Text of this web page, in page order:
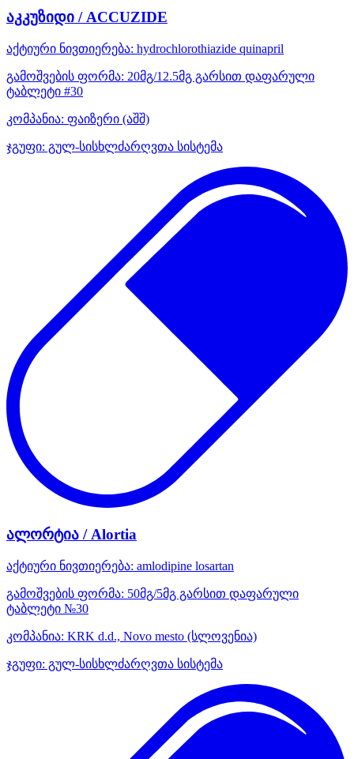
აკკუზიდი / ACCUZIDE
აქტიური ნივთიერება: hydrochlorothiazide quinapril
გამოშვების ფორმა: 20მგ/12.5მგ გარსით დაფარული
ტაბლეტი #30
კომპანია: ფაიზერი (აშშ)
ჯგუფი: გულ-სისხლძარღვთა სისტემა
ალორტია / Alortia
აქტიური ნივთიერება: amlodipine losartan
გამოშვების ფორმა: 50მგ/5მგ გარსით დაფარული
ტაბლეტი №30
კომპანია: KRK d.d., Novo mesto (სლოვენია)
ჯგუფი: გულ-სისხლძარღვთა სისტემა